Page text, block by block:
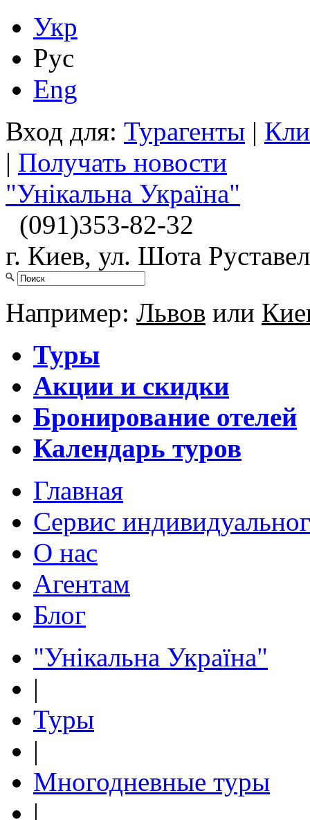
Укр
Рус
Eng
Вход для: Турагенты |
| Получать новости
"Унікальна Україна"
(091)353-82-32
г. Киев, ул. Шота
Например: Львов или
Туры
Акции и скидки
Бронирование отелей
Календарь туров
Главная
Сервис
О нас
Агентам
Блог
"Унікальна Україна"
|
Туры
|
Многодневные туры
|